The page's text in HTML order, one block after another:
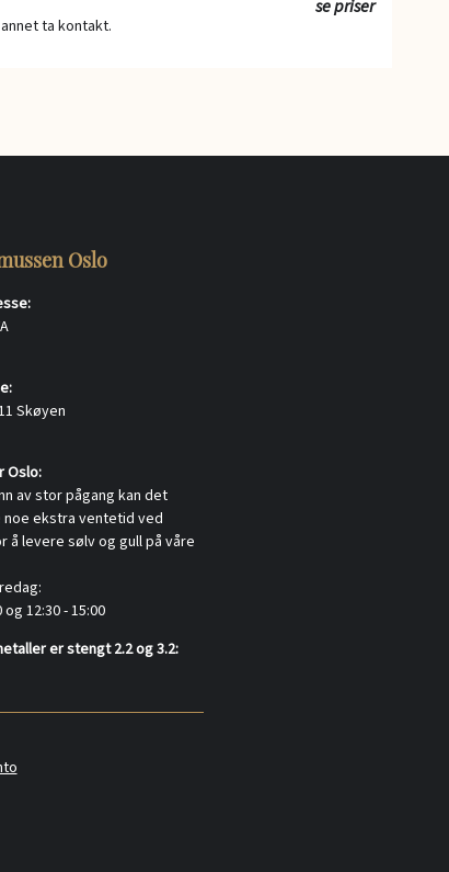
ta kontakt.
se priser
Oslo
Skøyen
Oslo:
av stor pågang kan det
ekstra ventetid ved
å levere sølv og gull på våre
og 12:30 - 15:00
er stengt 2.2 og 3.2: